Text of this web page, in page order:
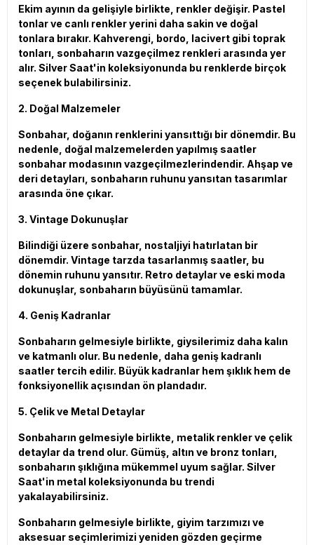
Ekim ayının da gelişiyle birlikte, renkler değişir. Pastel
tonlar ve canlı renkler yerini daha sakin ve doğal
tonlara bırakır. Kahverengi, bordo, lacivert gibi toprak
tonları, sonbaharın vazgeçilmez renkleri arasında yer
alır. Silver Saat'in koleksiyonunda bu renklerde birçok
seçenek bulabilirsiniz.
2. Doğal Malzemeler
Sonbahar, doğanın renklerini yansıttığı bir dönemdir. Bu
nedenle, doğal malzemelerden yapılmış saatler
sonbahar modasının vazgeçilmezlerindendir. Ahşap ve
deri detayları, sonbaharın ruhunu yansıtan tasarımlar
arasında öne çıkar.
3. Vintage Dokunuşlar
Bilindiği üzere sonbahar, nostaljiyi hatırlatan bir
dönemdir. Vintage tarzda tasarlanmış saatler, bu
dönemin ruhunu yansıtır. Retro detaylar ve eski moda
dokunuşlar, sonbaharın büyüsünü tamamlar.
4. Geniş Kadranlar
Sonbaharın gelmesiyle birlikte, giysilerimiz daha kalın
ve katmanlı olur. Bu nedenle, daha geniş kadranlı
saatler tercih edilir. Büyük kadranlar hem şıklık hem de
fonksiyonellik açısından ön plandadır.
5. Çelik ve Metal Detaylar
Sonbaharın gelmesiyle birlikte, metalik renkler ve çelik
detaylar da trend olur. Gümüş, altın ve bronz tonları,
sonbaharın şıklığına mükemmel uyum sağlar. Silver
Saat'in metal koleksiyonunda bu trendi
yakalayabilirsiniz.
Sonbaharın gelmesiyle birlikte, giyim tarzımızı ve
aksesuar seçimlerimizi yeniden gözden geçirme